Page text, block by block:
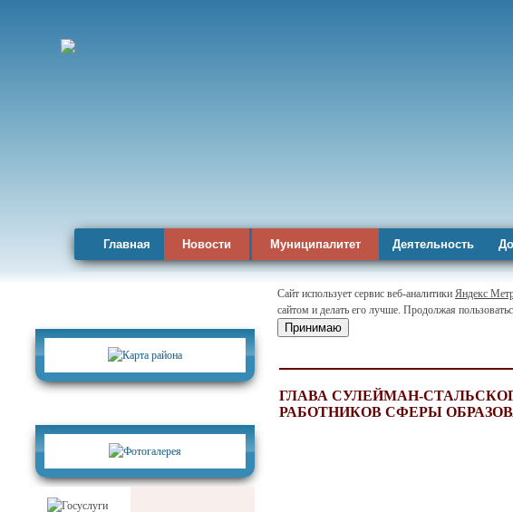
Главная Новости Муниципалитет Деятельность
Сайт использует сервис веб-аналитики Яндекс
сайтом и делать его лучше. Продолжая
Принимаю
ГЛАВА СУЛЕЙМАН-
РАБОТНИКОВ СФЕРЫ